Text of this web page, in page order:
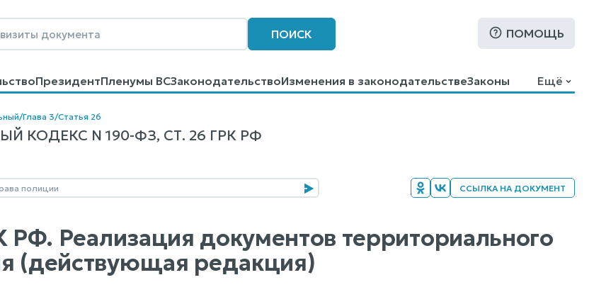
ПОИСК ПОМОЩЬ
ПрезидентПленумы ВСЗаконодательствоИзменения в законодательствеЗаконы
КонтактыПомощьПоиск
Ещё
/Глава 3/Статья 26
КОДЕКС N 190-ФЗ, СТ. 26 ГРК РФ
ССЫЛКА НА ДОКУМЕНТ
РФ. Реализация документов территориального
(действующая редакция)